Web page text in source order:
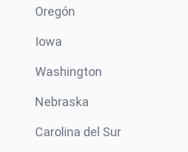
Oregón
Iowa
Washington
Nebraska
Carolina del Sur